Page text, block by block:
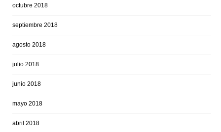
octubre 2018
septiembre 2018
agosto 2018
julio 2018
junio 2018
mayo 2018
abril 2018